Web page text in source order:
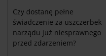
Czy dostanę pełne
świadczenie za uszczerbek
narządu już niesprawnego
przed zdarzeniem?